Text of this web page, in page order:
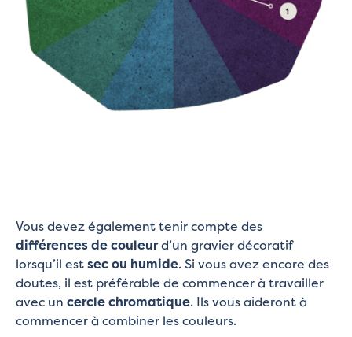
Vous devez également tenir compte des
différences de couleurd’un gravier décoratif
lorsqu’il estsec ou humide. Si vous avez encore des
doutes, il est préférable de commencer à travailler
avec un cercle chromatique. Ils vous aideront à
commencer à combiner les couleurs.